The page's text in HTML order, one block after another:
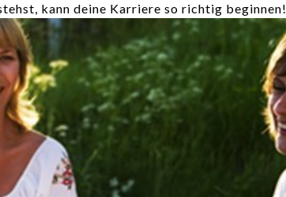
kann deine Karriere so richtig beginnen!